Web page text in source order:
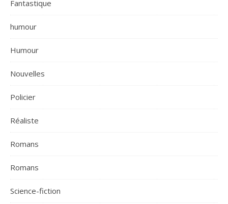
Fantastique
humour
Humour
Nouvelles
Policier
Réaliste
Romans
Romans
Science-fiction